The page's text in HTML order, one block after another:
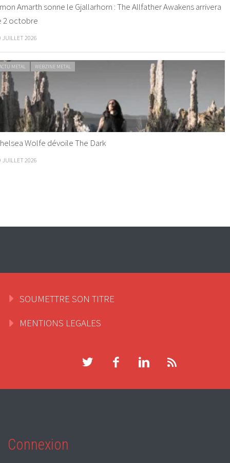
Amarth sonne le Gjallarhorn : The Allfather Awakens arrivera
2 octobre
JUILLET 2026
METAL WEBZINE METAL
Wolfe dévoile The Dark
JUILLET 2026
SOUMETTRE SON TITRE
MENTIONS LEGALES
Connexion